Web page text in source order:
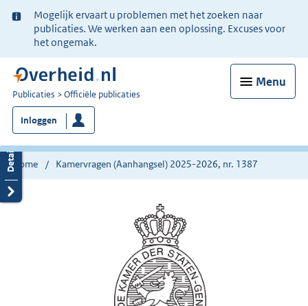
Ter
informatie:
Mogelijk ervaart u problemen met het zoeken naar
publicaties. We werken aan een oplossing. Excuses voor
het ongemak.
Menu
U
bent
nu
hier:
Publicaties Officiële publicaties
Inloggen
Home Kamervragen (Aanhangsel) 2025-2026, nr. 1387